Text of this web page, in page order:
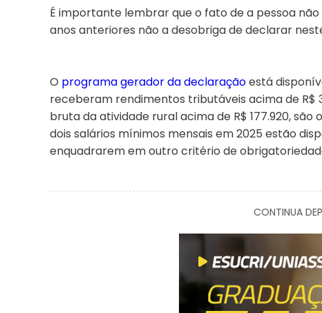
É importante lembrar que o fato de a pessoa
anos anteriores não a desobriga de declarar
O programa gerador da declaraçãoestá
receberam rendimentos tributáveis acima de
bruta da atividade rural acima de R$ 177.920,
dois salários mínimos mensais em 2025 estão
enquadrarem em outro critério de
CONTINUA